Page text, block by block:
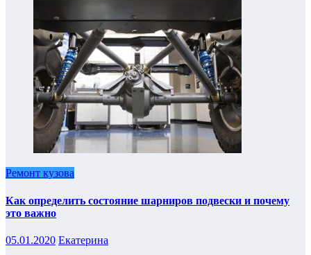
Ремонт кузова
Как определить состояние шарниров подвески и почему
это важно
05.01.2020 Екатерина